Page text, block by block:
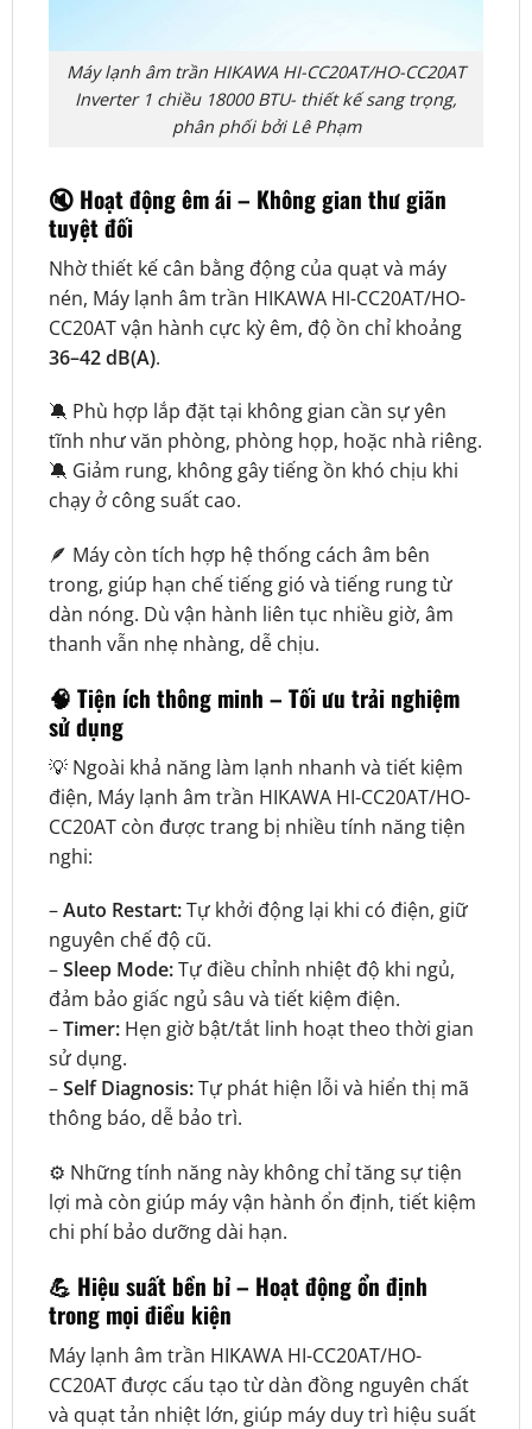
Máy lạnh âm trần HIKAWA HI-CC20AT/HO-CC20AT
Inverter 1 chiều 18000 BTU- thiết kế sang trọng,
phân phối bởi Lê Phạm
🔇 Hoạt động êm ái – Không gian thư giãn
tuyệt đối
Nhờ thiết kế cân bằng động của quạt và máy
nén, Máy lạnh âm trần HIKAWA HI-CC20AT/HO-
CC20AT vận hành cực kỳ êm, độ ồn chỉ khoảng
36–42 dB(A).
🔕 Phù hợp lắp đặt tại không gian cần sự yên
tĩnh như văn phòng, phòng họp, hoặc nhà riêng.
🔕 Giảm rung, không gây tiếng ồn khó chịu khi
chạy ở công suất cao.
🪶 Máy còn tích hợp hệ thống cách âm bên
trong, giúp hạn chế tiếng gió và tiếng rung từ
dàn nóng. Dù vận hành liên tục nhiều giờ, âm
thanh vẫn nhẹ nhàng, dễ chịu.
🧠 Tiện ích thông minh – Tối ưu trải nghiệm
sử dụng
💡 Ngoài khả năng làm lạnh nhanh và tiết kiệm
điện, Máy lạnh âm trần HIKAWA HI-CC20AT/HO-
CC20AT còn được trang bị nhiều tính năng tiện
nghi:
–Auto Restart:Tự khởi động lại khi có điện, giữ
nguyên chế độ cũ.
–Sleep Mode:Tự điều chỉnh nhiệt độ khi ngủ,
đảm bảo giấc ngủ sâu và tiết kiệm điện.
–Timer:Hẹn giờ bật/tắt linh hoạt theo thời gian
sử dụng.
–Self Diagnosis:Tự phát hiện lỗi và hiển thị mã
thông báo, dễ bảo trì.
⚙️ Những tính năng này không chỉ tăng sự tiện
lợi mà còn giúp máy vận hành ổn định, tiết kiệm
chi phí bảo dưỡng dài hạn.
💪 Hiệu suất bền bỉ – Hoạt động ổn định
trong mọi điều kiện
Máy lạnh âm trần HIKAWA HI-CC20AT/HO-
CC20AT được cấu tạo từ dàn đồng nguyên chất
và quạt tản nhiệt lớn, giúp máy duy trì hiệu suất